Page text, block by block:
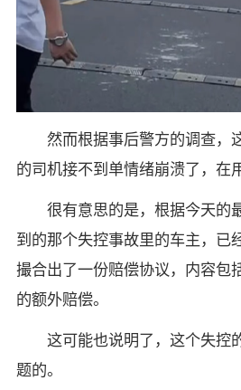
然而根据事后警方的调查，
的司机接不到单情绪崩溃了，在
很有意思的是，根据今天的
到的那个失控事故里的车主，已
撮合出了一份赔偿协议，内容包
的额外赔偿。
这可能也说明了，这个失控
题的。